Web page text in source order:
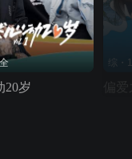
20岁
综・